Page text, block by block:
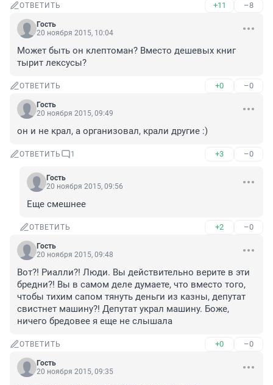
ОТВЕТИТЬ +11 –8
Гость
20 ноября 2015, 10:04
Может быть он клептоман? Вместо дешевых книг
тырит лексусы?
ОТВЕТИТЬ +0 –0
Гость
20 ноября 2015, 09:49
он и не крал, а организовал, крали другие :)
ОТВЕТИТЬ 1 +3 –0
Гость
20 ноября 2015, 09:56
Еще смешнее
ОТВЕТИТЬ +2 –0
Гость
20 ноября 2015, 09:48
Вот?! Риалли?! Люди. Вы действительно верите в эти
бредни?! Вы в самом деле думаете, что вместо того,
чтобы тихим сапом тянуть деньги из казны, депутат
свистнет машину?! Депутат украл машину. Боже,
ничего бредовее я еще не слышала
ОТВЕТИТЬ +0 –0
Гость
20 ноября 2015, 09:35